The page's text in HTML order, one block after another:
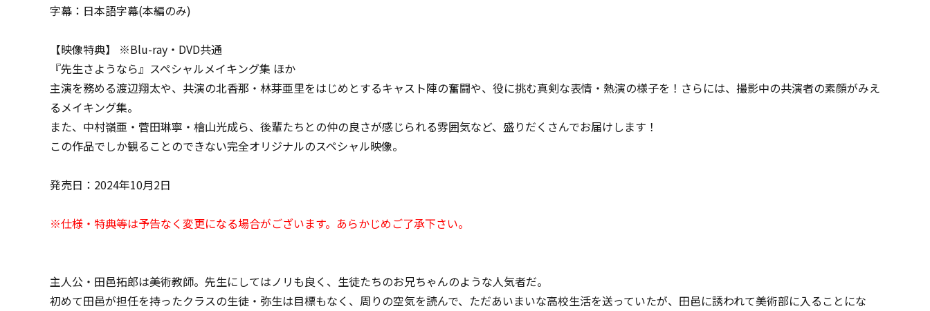
字幕：日本語字幕(本編のみ)
【映像特典】 ※Blu-ray・DVD共通
『先生さようなら』スペシャルメイキング集 ほか
主演を務める渡辺翔太や、共演の北香那・林芽亜里をはじめとするキャスト陣の奮闘や、役に挑む真剣な表情・熱演の様子を！さらには、撮影中の共演者の素顔がみえ
るメイキング集。
また、中村嶺亜・菅田琳寧・檜山光成ら、後輩たちとの仲の良さが感じられる雰囲気など、盛りだくさんでお届けします！
この作品でしか観ることのできない完全オリジナルのスペシャル映像。
発売日：2024年10月2日
※仕様・特典等は予告なく変更になる場合がございます。あらかじめご了承下さい。
主人公・田邑拓郎は美術教師。先生にしてはノリも良く、生徒たちのお兄ちゃんのような人気者だ。
初めて田邑が担任を持ったクラスの生徒・弥生は目標もなく、周りの空気を読んで、ただあいまいな高校生活を送っていたが、田邑に誘われて美術部に入ることにな